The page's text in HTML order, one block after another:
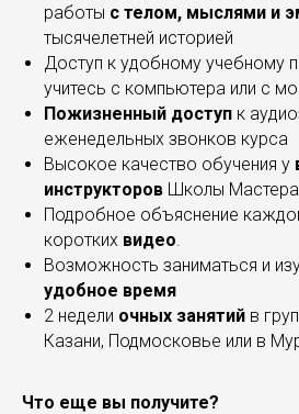
работы с телом, мыслями и
тысячелетней историей
Доступ к удобному учебному
учитесь с компьютера или с
Пожизненный доступ к
еженедельных звонков курса
Высокое качество обучения у
инструкторов Школы
Подробное объяснение
коротких видео.
Возможность заниматься и
удобное время
2 недели очных занятий в
Казани, Подмосковье или в
Что еще вы получите?